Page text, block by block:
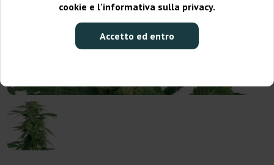
cookie e l’informativa sulla privacy.
Accetto ed entro